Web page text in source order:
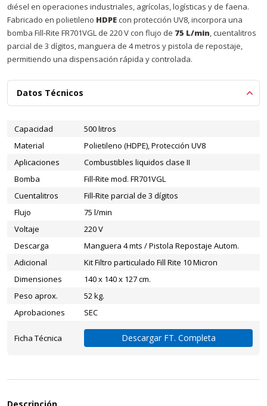
diésel en operaciones industriales, agrícolas, logísticas y de faena.
Fabricado en polietileno HDPE con protección UV8, incorpora una
bomba Fill-Rite FR701VGL de 220 V con flujo de 75 L/min, cuentalitros
parcial de 3 dígitos, manguera de 4 metros y pistola de repostaje,
permitiendo una dispensación rápida y controlada.
Datos Técnicos
Capacidad
500 litros
Material
Polietileno (HDPE), Protección UV8
Aplicaciones
Combustibles liquidos clase II
Bomba
Fill-Rite mod. FR701VGL
Cuentalitros
Fill-Rite parcial de 3 dígitos
Flujo
75 l/min
Voltaje
220 V
Descarga
Manguera 4 mts / Pistola Repostaje Autom.
Adicional
Kit Filtro particulado Fill Rite 10 Micron
Dimensiones
140 x 140 x 127 cm.
Peso aprox.
52 kg.
Aprobaciones
SEC
Ficha Técnica Descargar FT. Completa